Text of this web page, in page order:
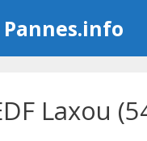
Pannes.info
Laxou